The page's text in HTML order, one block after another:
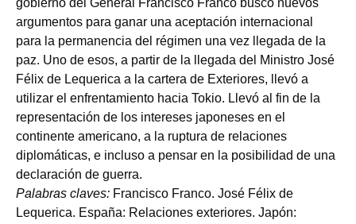
gobierno del General Francisco Franco buscó nuevos
argumentos para ganar una aceptación internacional
para la permanencia del régimen una vez llegada de la
paz. Uno de esos, a partir de la llegada del Ministro José
Félix de Lequerica a la cartera de Exteriores, llevó a
utilizar el enfrentamiento hacia Tokio. Llevó al fin de la
representación de los intereses japoneses en el
continente americano, a la ruptura de relaciones
diplomáticas, e incluso a pensar en la posibilidad de una
declaración de guerra.
Palabras claves: Francisco Franco. José Félix de
Lequerica. España: Relaciones exteriores. Japón: